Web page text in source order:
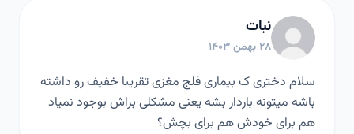
نبات
۲۸ بهمن ۱۴۰۳
سلام دختری ک بیماری فلج مغزی تقریبا خفیف رو داشته
باشه میتونه باردار بشه یعنی مشکلی براش بوجود نمیاد
هم برای خودش هم برای بچش؟